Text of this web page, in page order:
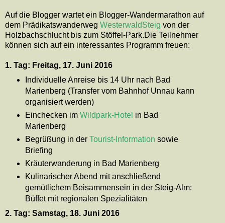
Auf die Blogger wartet ein Blogger-Wandermarathon auf
dem Prädikatswanderweg WesterwaldSteig von der
Holzbachschlucht bis zum Stöffel-Park.Die Teilnehmer
können sich auf ein interessantes Programm freuen:
1. Tag: Freitag, 17. Juni 2016
Individuelle Anreise bis 14 Uhr nach Bad
Marienberg (Transfer vom Bahnhof Unnau kann
organisiert werden)
Einchecken im Wildpark-Hotel in Bad
Marienberg
Begrüßung in der Tourist-Information sowie
Briefing
Kräuterwanderung in Bad Marienberg
Kulinarischer Abend mit anschließend
gemütlichem Beisammensein in der Steig-Alm:
Büffet mit regionalen Spezialitäten
2. Tag: Samstag, 18. Juni 2016